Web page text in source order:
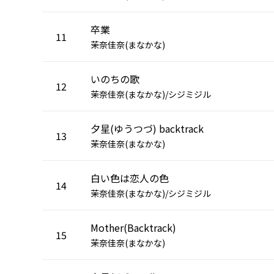
11 卒業
茉奈佳奈(まなかな)
12 いのちの歌
茉奈佳奈(まなかな)/シジミジル
13 夕星(ゆうつづ) backtrack
茉奈佳奈(まなかな)
14 白い色は恋人の色
茉奈佳奈(まなかな)/シジミジル
15 Mother(Backtrack)
茉奈佳奈(まなかな)